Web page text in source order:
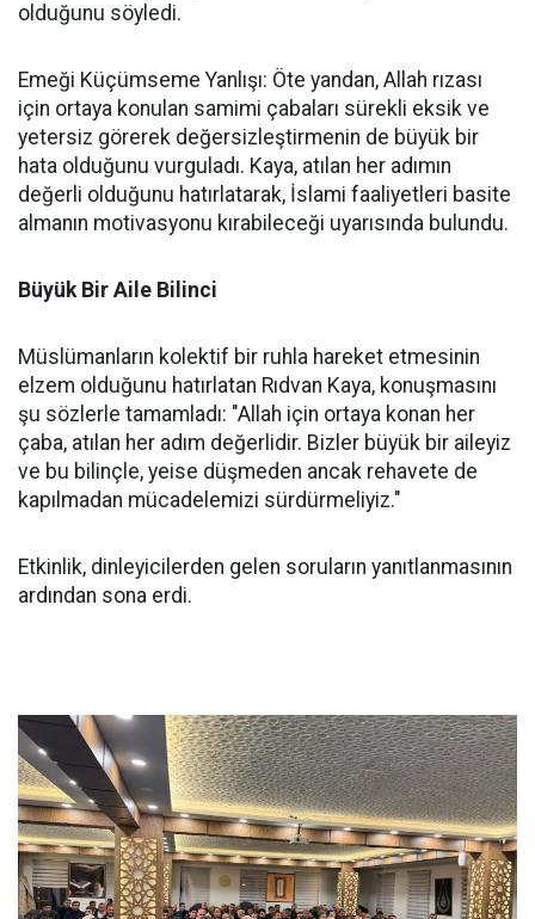
olduğunu söyledi.
Emeği Küçümseme Yanlışı: Öte yandan, Allah rızası
için ortaya konulan samimi çabaları sürekli eksik ve
yetersiz görerek değersizleştirmenin de büyük bir
hata olduğunu vurguladı. Kaya, atılan her adımın
değerli olduğunu hatırlatarak, İslami faaliyetleri basite
almanın motivasyonu kırabileceği uyarısında bulundu.
Büyük Bir Aile Bilinci
Müslümanların kolektif bir ruhla hareket etmesinin
elzem olduğunu hatırlatan Rıdvan Kaya, konuşmasını
şu sözlerle tamamladı: "Allah için ortaya konan her
çaba, atılan her adım değerlidir. Bizler büyük bir aileyiz
ve bu bilinçle, yeise düşmeden ancak rehavete de
kapılmadan mücadelemizi sürdürmeliyiz."
Etkinlik, dinleyicilerden gelen soruların yanıtlanmasının
ardından sona erdi.